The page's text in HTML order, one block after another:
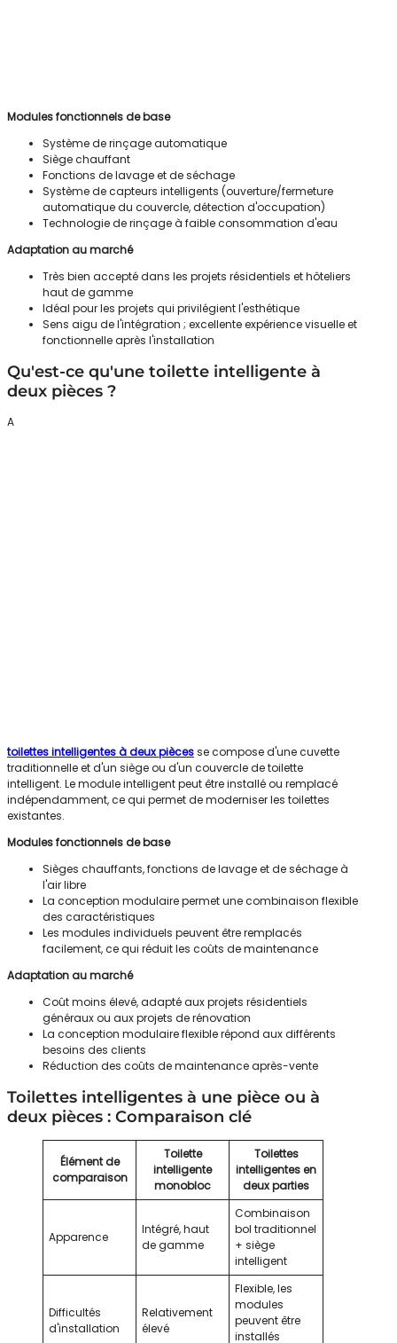
Modules fonctionnels de base
Système de rinçage automatique
Siège chauffant
Fonctions de lavage et de séchage
Système de capteurs intelligents (ouverture/fermeture
automatique du couvercle, détection d'occupation)
Technologie de rinçage à faible consommation d'eau
Adaptation au marché
Très bien accepté dans les projets résidentiels et hôteliers
haut de gamme
Idéal pour les projets qui privilégient l'esthétique
Sens aigu de l'intégration ; excellente expérience visuelle et
fonctionnelle après l'installation
Qu'est-ce qu'une toilette intelligente à
deux pièces ?
A
toilettes intelligentes à deux piècesse compose d'une cuvette
traditionnelle et d'un siège ou d'un couvercle de toilette
intelligent. Le module intelligent peut être installé ou remplacé
indépendamment, ce qui permet de moderniser les toilettes
existantes.
Modules fonctionnels de base
Sièges chauffants, fonctions de lavage et de séchage à
l'air libre
La conception modulaire permet une combinaison flexible
des caractéristiques
Les modules individuels peuvent être remplacés
facilement, ce qui réduit les coûts de maintenance
Adaptation au marché
Coût moins élevé, adapté aux projets résidentiels
généraux ou aux projets de rénovation
La conception modulaire flexible répond aux différents
besoins des clients
Réduction des coûts de maintenance après-vente
Toilettes intelligentes à une pièce ou à
deux pièces : Comparaison clé
Élément de
comparaison
Toilette
intelligente
monobloc
Toilettes
intelligentes en
deux parties
Apparence
Intégré, haut
de gamme
Combinaison
bol traditionnel
+ siège
intelligent
Difficultés
d'installation
Relativement
élevé
Flexible, les
modules
peuvent être
installés